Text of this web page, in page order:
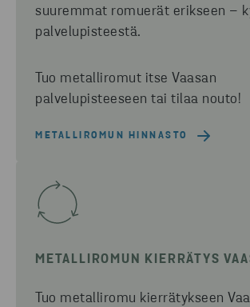
suuremmat romuerät erikseen –
palvelupisteestä.
Tuo metalliromut itse Vaasan
palvelupisteeseen tai tilaa nouto!
METALLIROMUN HINNASTO
METALLIROMUN KIERRÄTYS
Tuo metalliromu kierrätykseen